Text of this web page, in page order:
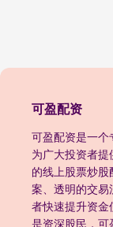
可盈配资
可盈配资是一
为广大投资者
的线上股票炒
案、透明的交
者快速提升资
是资深股民，